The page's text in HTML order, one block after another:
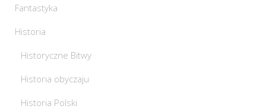
Fantastyka
Historia
Historyczne Bitwy
Historia obyczaju
Historia Polski